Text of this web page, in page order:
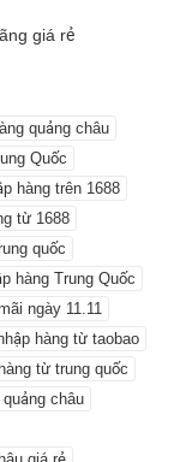
giá rẻ
quảng châu
Quốc
hàng trên 1688
từ 1688
quốc
hàng Trung Quốc
ngày 11.11
hàng từ taobao
từ trung quốc
châu